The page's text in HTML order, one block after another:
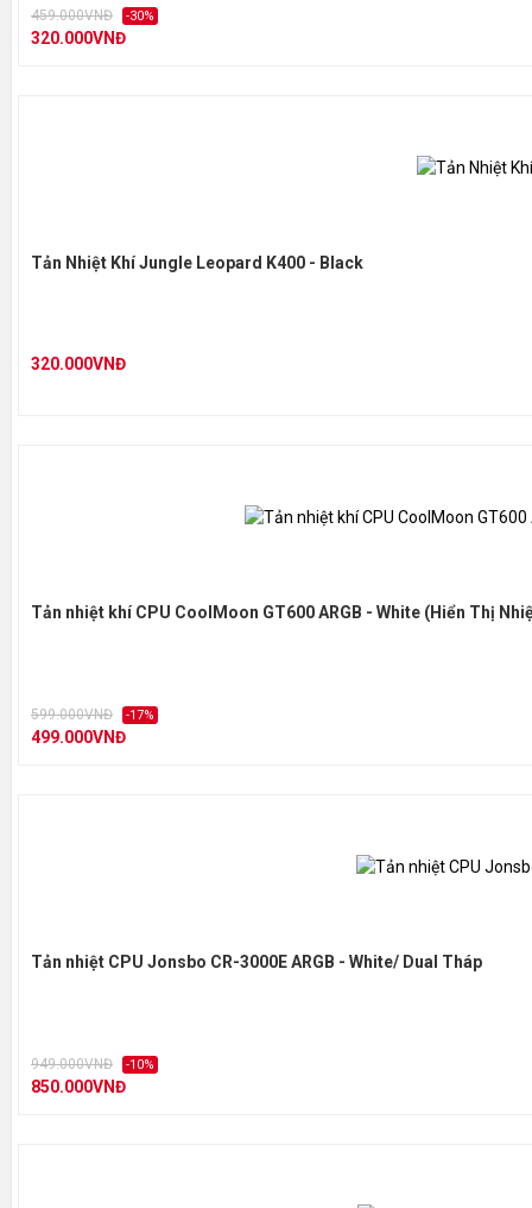
459.000VNĐ -30%
320.000VNĐ
Tản Nhiệt Khí Jungle Leopard K400 - Black
320.000VNĐ
Tản nhiệt khí CPU CoolMoon GT600 ARGB - White (Hiển Thị
599.000VNĐ -17%
499.000VNĐ
Tản nhiệt CPU Jonsbo CR-3000E ARGB - White/ Dual Tháp
949.000VNĐ -10%
850.000VNĐ